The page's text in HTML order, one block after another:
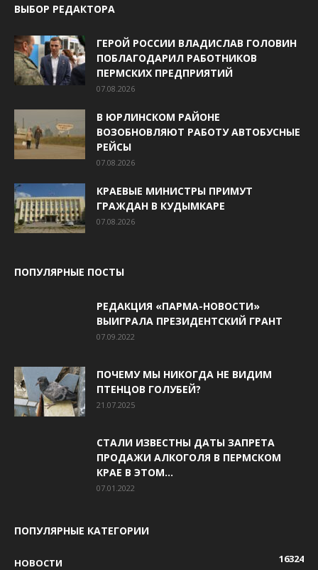
ВЫБОР РЕДАКТОРА
ГЕРОЙ РОССИИ ВЛАДИСЛАВ ГОЛОВИН
ПОБЛАГОДАРИЛ РАБОТНИКОВ
ПЕРМСКИХ ПРЕДПРИЯТИЙ
07.08.2026
В ЮРЛИНСКОМ РАЙОНЕ
ВОЗОБНОВЛЯЮТ РАБОТУ АВТОБУСНЫЕ
РЕЙСЫ
07.08.2026
КРАЕВЫЕ МИНИСТРЫ ПРИМУТ
ГРАЖДАН В КУДЫМКАРЕ
07.08.2026
ПОПУЛЯРНЫЕ ПОСТЫ
РЕДАКЦИЯ «ПАРМА-НОВОСТИ»
ВЫИГРАЛА ПРЕЗИДЕНТСКИЙ ГРАНТ
07.09.2022
ПОЧЕМУ МЫ НИКОГДА НЕ ВИДИМ
ПТЕНЦОВ ГОЛУБЕЙ?
21.07.2025
СТАЛИ ИЗВЕСТНЫ ДАТЫ ЗАПРЕТА
ПРОДАЖИ АЛКОГОЛЯ В ПЕРМСКОМ
КРАЕ В ЭТОМ...
07.01.2022
ПОПУЛЯРНЫЕ КАТЕГОРИИ
НОВОСТИ
16324